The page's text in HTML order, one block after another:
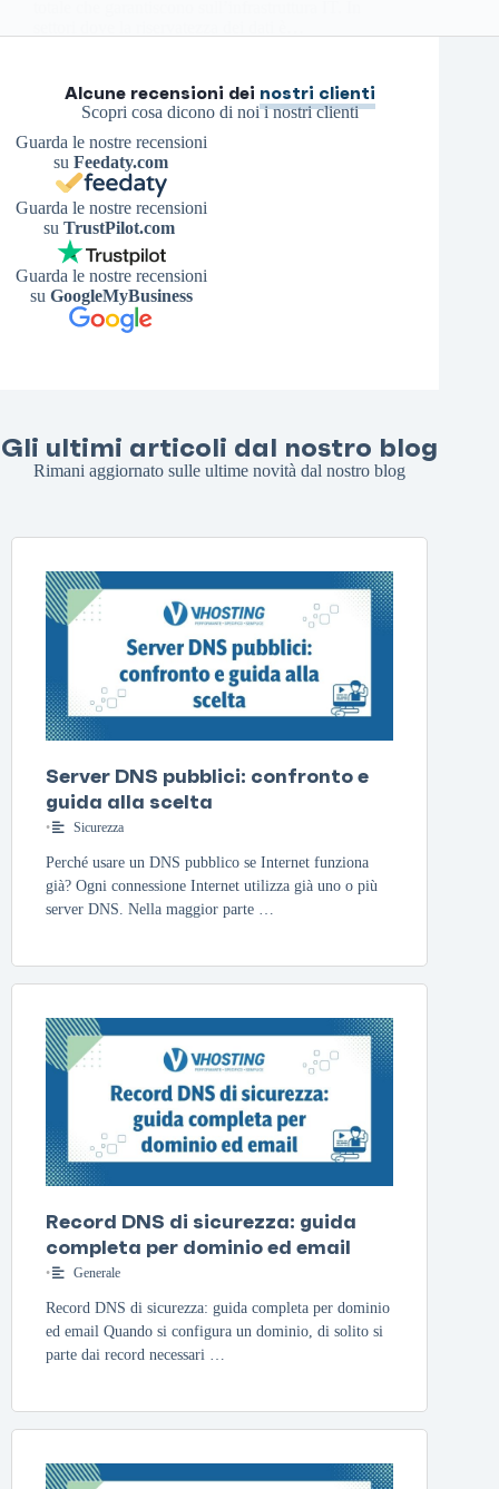
Alcune recensioni dei nostri clienti
Scopri cosa dicono di noi i nostri clienti
Guarda le nostre recensioni
suFeedaty.com
Guarda le nostre recensioni
su TrustPilot.com
Guarda le nostre recensioni
su GoogleMyBusiness
Gli ultimi articoli dal nostro blog
Rimani aggiornato sulle ultime novità dal nostro blog
Server DNS pubblici: confronto e
guida alla scelta
• Sicurezza
Perché usare un DNS pubblico se Internet funziona
già? Ogni connessione Internet utilizza già uno o più
server DNS. Nella maggior parte …
Record DNS di sicurezza: guida
completa per dominio ed email
• Generale
Record DNS di sicurezza: guida completa per dominio
ed email Quando si configura un dominio, di solito si
parte dai record necessari …